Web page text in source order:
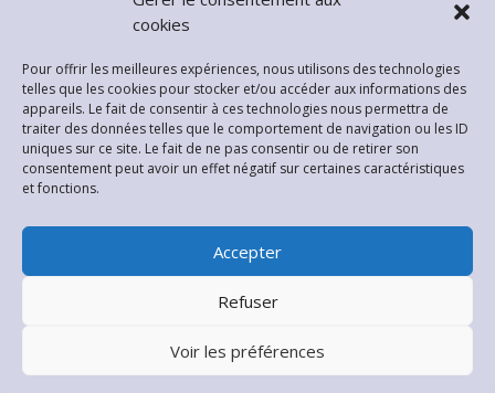
cookies
Pour offrir les meilleures expériences, nous utilisons des technologies
telles que les cookies pour stocker et/ou accéder aux informations des
appareils. Le fait de consentir à ces technologies nous permettra de
traiter des données telles que le comportement de navigation ou les ID
uniques sur ce site. Le fait de ne pas consentir ou de retirer son
consentement peut avoir un effet négatif sur certaines caractéristiques
et fonctions.
Accepter
Refuser
Voir les préférences
Articles récents
INTERDICTION PETARDS ET FEUX D’ARTIFICE
Arrêté Sècheresse
Fermeture Mairie
Planning Permanences Rénovation Habitat
Pollution de l’Air par les particules
Commentaires récents